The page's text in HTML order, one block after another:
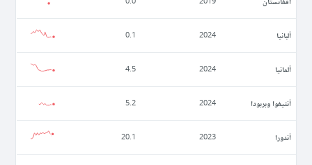
ألبانيا 2024
0.1
ألمانيا 2024
4.5
أنتيغوا وبربودا 2024
5.2
أندورا 2023
20.1